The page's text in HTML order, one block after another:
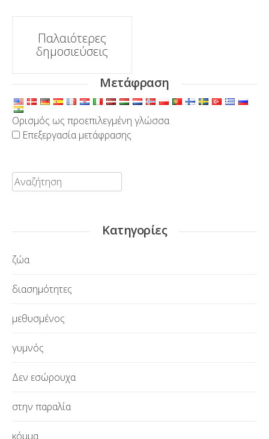
Πλοήγηση
δημοσιεύσεων
Παλαιότερες
δημοσιεύσεις
Μετάφραση
Ορισμός ως προεπιλεγμένη γλώσσα
Επεξεργασία μετάφρασης
Αναζήτηση:
Κατηγορίες
ζώα
διασημότητες
μεθυσμένος
γυμνός
Δεν εσώρουχα
στην παραλία
κόμμα